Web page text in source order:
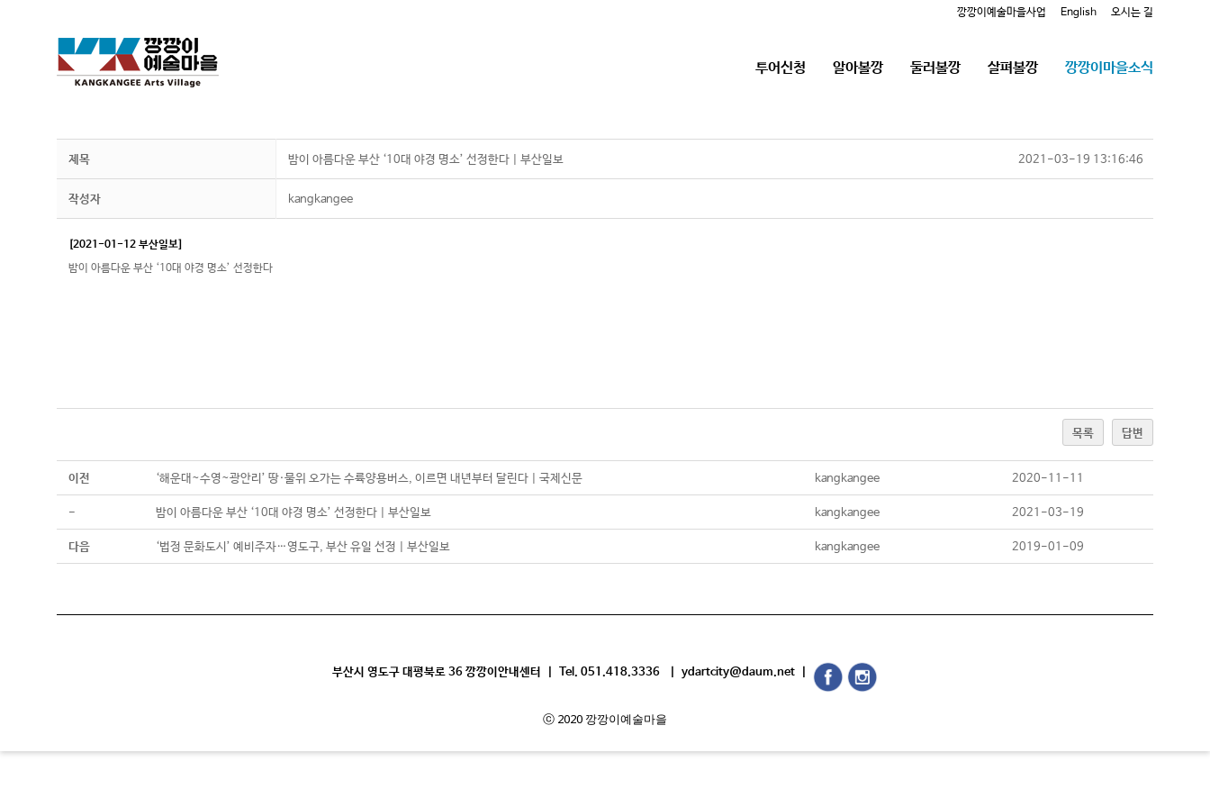
깡깡이예술마을사업 English 오시는 길
투어신청 알아볼깡 둘러볼깡 살펴볼깡 깡깡이마을소식
제목 밤이 아름다운 부산 ‘10대 야경 명소’ 선정한다 | 부산일보 2021-03-19 13:16:46
작성자 kangkangee
[2021-01-12 부산일보]
밤이 아름다운 부산 ‘10대 야경 명소’ 선정한다
목록 답변
이전 ‘해운대~수영~광안리’ 땅·물위 오가는 수륙양용버스, 이르면 내년부터 달린다 | 국제신문 kangkangee 2020-11-11
- 밤이 아름다운 부산 ‘10대 야경 명소’ 선정한다 | 부산일보 kangkangee 2021-03-19
다음 ‘법정 문화도시’ 예비주자…영도구, 부산 유일 선정 | 부산일보 kangkangee 2019-01-09
부산시 영도구 대평북로 36 깡깡이안내센터 | Tel. 051.418.3336 | ydartcity@daum.net |
ⓒ 2020 깡깡이예술마을